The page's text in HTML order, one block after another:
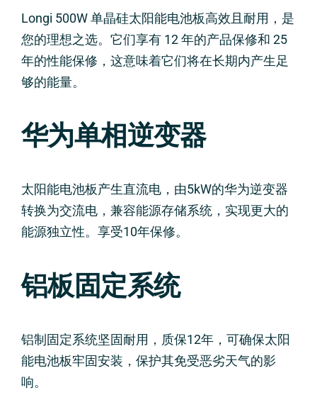
Longi 500W 单晶硅太阳能电池板高效且耐用，是
您的理想之选。它们享有 12 年的产品保修和 25
年的性能保修，这意味着它们将在长期内产生足
够的能量。
华为单相逆变器
太阳能电池板产生直流电，由5kW的华为逆变器
转换为交流电，兼容能源存储系统，实现更大的
能源独立性。享受10年保修。
铝板固定系统
铝制固定系统坚固耐用，质保12年，可确保太阳
能电池板牢固安装，保护其免受恶劣天气的影
响。